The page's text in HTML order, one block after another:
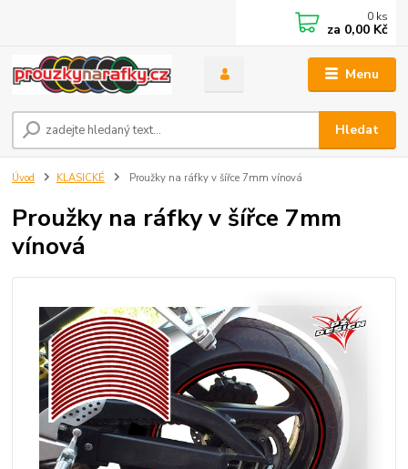
Menu
Hledat
0 ks
za 0,00 Kč
Úvod KLASICKÉ Proužky na ráfky v šířce 7mm vínová
Proužky na ráfky v šířce 7mm
vínová